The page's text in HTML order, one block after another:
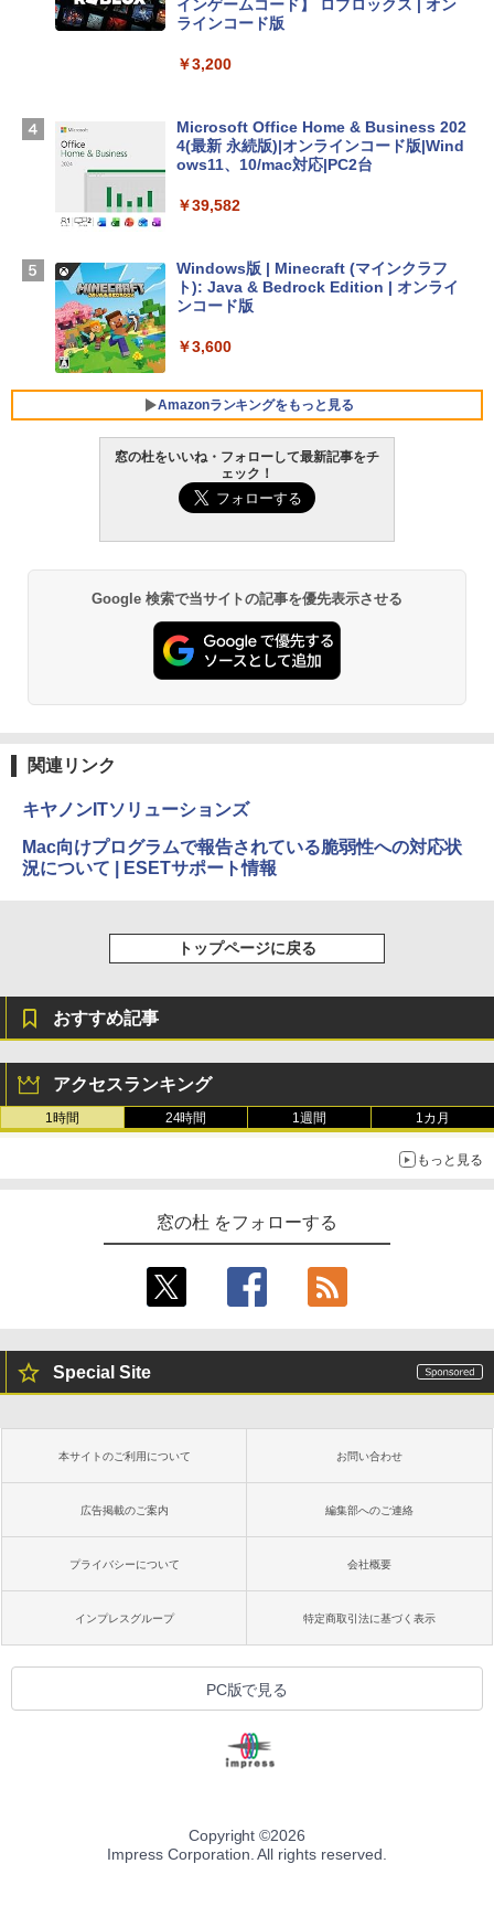
Apple 2026 MacBook Air M5チップ搭載
13インチノートブック：AIとApple Intell
スプレイ、16GBユニファイドメモリ、1
￥278,800
SSD インテル Core 5
￥129,800
Core i5/16GB/SSD 512GB/ホワイト) FM
VWK3E15W_AZ
￥139,880
インゲームコード】 ロブロックス | オン
ラインコード版
￥3,200
Microsoft Office Home & Business 202
4(最新 永続版)|オンラインコード版|Wind
ows11、10/mac対応|PC2台
￥39,582
Windows版 | Minecraft (マインクラフ
ト): Java & Bedrock Edition | オンライ
ンコード版
￥3,600
Amazonランキングをもっと見る
生成AIパスポート公式テキスト 第４版
1冊ですべて身につくHTML & CSSとWe
bデザイン入門講座［第2版］
方 マニュアル AI副業にもコンテンツ作成
めのAIコーディング入門シリーズ
AIイラスト表現辞典: 思い通りの絵を引き
FM TOWNS ハイパー・カタログ: 本体ハ
ードウェア・市販ソフトウェアのパーフ
ェクトリストと最新エミュレータ紹介
Amazon Kindle - 目に優しい、かさばら
ない、大きな画面で読みやすい、6週間持
し
￥16,980
Kindle Paperwhite シグニチャーエディ
Amazon Kindle Paperwhite (16GB) 7イ
ンチディスプレイ、色調調節ライト、12
￥22,980
売)
￥31,980
11インチカラーディスプレイ、64GBスト
レージ、ノート機能搭載、明るさ自動調
整、色調調節ライト、プレミアムペン付
き、グラファイト
￥115,980
窓の杜をいいね・フォローして最新記事をチ
ェック！
Google 検索で当サイトの記事を優先表示させる
関連リンク
キヤノンITソリューションズ
Mac向けプログラムで報告されている脆弱性への対応状
況について | ESETサポート情報
トップページに戻る
おすすめ記事
アクセスランキング
1時間 24時間 1週間 1カ月
もっと見る
窓の杜 をフォローする
Special Site
本サイトのご利用について お問い合わせ
広告掲載のご案内 編集部へのご連絡
プライバシーについて 会社概要
インプレスグループ 特定商取引法に基づく表示
PC版で見る
Copyright ©2026
Impress Corporation. All rights reserved.